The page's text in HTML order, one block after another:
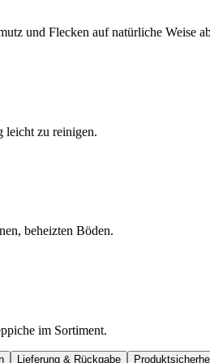
und Flecken auf natürliche Weise
leicht zu reinigen.
beheizten Böden.
im Sortiment.
Lieferung & Rückgabe